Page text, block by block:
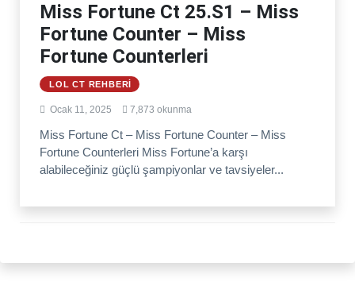
Miss Fortune Ct 25.S1 – Miss
Fortune Counter – Miss
Fortune Counterleri
LOL CT REHBERI
Ocak 11, 2025 7,873 okunma
Miss Fortune Ct – Miss Fortune Counter – Miss
Fortune Counterleri Miss Fortune’a karşı
alabileceğiniz güçlü şampiyonlar ve tavsiyeler...